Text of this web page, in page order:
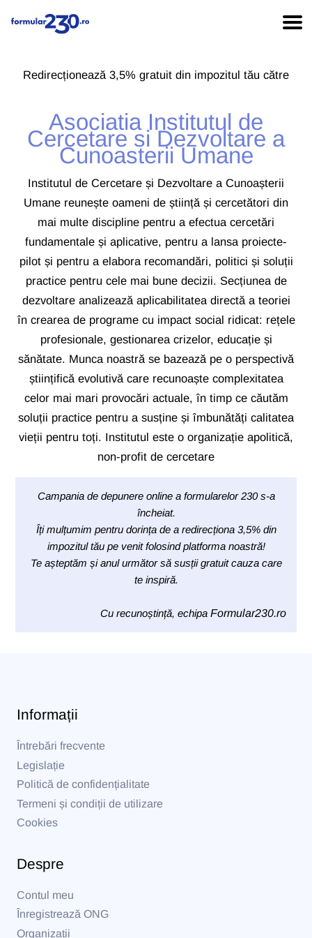
Redirecționează 3,5% gratuit din impozitul tău către
Asociatia Institutul de
Cercetare si Dezvoltare a
Cunoasterii Umane
Institutul de Cercetare și Dezvoltare a Cunoașterii
Umane reunește oameni de știință și cercetători din
mai multe discipline pentru a efectua cercetări
fundamentale și aplicative, pentru a lansa proiecte-
pilot și pentru a elabora recomandări, politici și soluții
practice pentru cele mai bune decizii. Secțiunea de
dezvoltare analizează aplicabilitatea directă a teoriei
în crearea de programe cu impact social ridicat: rețele
profesionale, gestionarea crizelor, educație și
sănătate. Munca noastră se bazează pe o perspectivă
științifică evolutivă care recunoaște complexitatea
celor mai mari provocări actuale, în timp ce căutăm
soluții practice pentru a susține și îmbunătăți calitatea
vieții pentru toți. Institutul este o organizație apolitică,
non-profit de cercetare
Campania de depunere online a formularelor 230 s-a
încheiat.
Îți mulțumim pentru dorința de a redirecționa 3,5% din
impozitul tău pe venit folosind platforma noastră!
Te așteptăm și anul următor să susții gratuit cauza care
te inspiră.
Cu recunoștință, echipa Formular230.ro
Informații
Întrebări frecvente
Legislație
Politică de confidențialitate
Termeni și condiții de utilizare
Cookies
Despre
Contul meu
Înregistrează ONG
Organizații